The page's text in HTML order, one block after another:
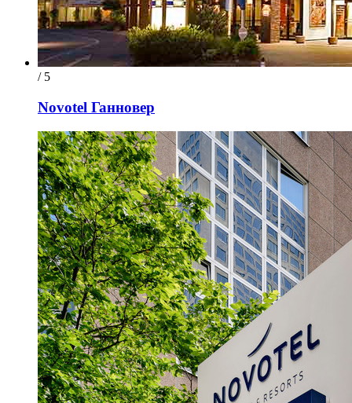
/ 5
Novotel Ганновер